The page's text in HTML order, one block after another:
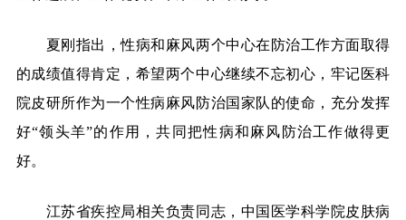
夏刚指出，性病和麻风两个中心在防治工作方面取得
的成绩值得肯定，希望两个中心继续不忘初心，牢记医科
院皮研所作为一个性病麻风防治国家队的使命，充分发挥
好“领头羊”的作用，共同把性病和麻风防治工作做得更
好。
江苏省疾控局相关负责同志，中国医学科学院皮肤病